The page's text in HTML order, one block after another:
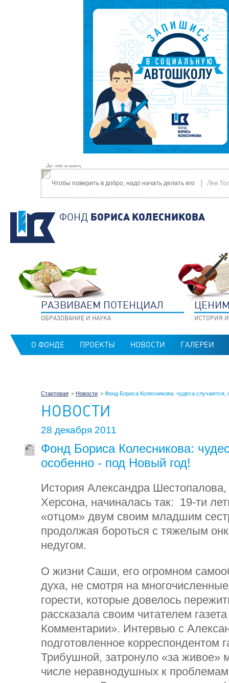
Чтобы поверить в добро, надо начать делать его Лев
ФОНД БОРИСА КОЛЕСНИКОВА
РАЗВИВАЕМ ПОТЕНЦИАЛ
ОБРАЗОВАНИЕ И НАУКА ИСТОРИЯ
О ФОНДЕ ПРОЕКТЫ НОВОСТИ ГАЛЕРЕИ
Стартовая Новости Фонд Бориса Колесникова: чудеса случаются,
НОВОСТИ
28 декабря 2011
Фонд Бориса Колесникова:
особенно - под Новый год!
История Александра
Херсона, начиналась так: 19-ти
«отцом» двум своим младшим
продолжая бороться с тяжелым
недугом.
О жизни Саши, его огромном
духа, не смотря на
горести, которые довелось
рассказала своим читателем
Комментарии». Интервью с
подготовленное корреспондентом
Трибушной, затронуло «за живое»
числе неравнодушных к